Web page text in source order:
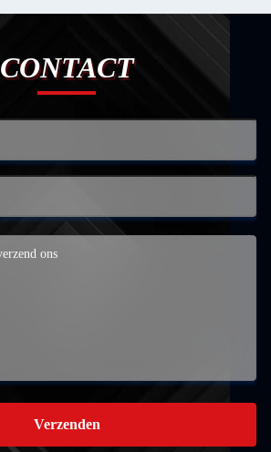
CONTACT
Verzenden